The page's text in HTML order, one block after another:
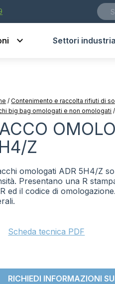
Settori
/ Contenimento e raccolta rifiuti di
big bag omologati e non omologati /
Z
omologati ADR 5H4/Z
Presentano una R
ed il codice di
Scheda tecnica PDF
RICHIEDI INFORMAZIONI